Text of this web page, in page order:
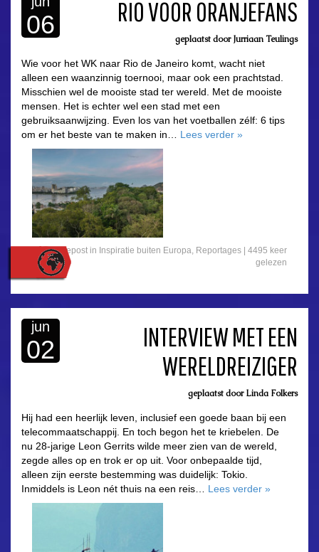
06 RIO VOOR ORANJEFANS
geplaatst doorJurriaan Teulings
Wie voor het WK naar Rio de Janeiro komt, wacht niet
alleen een waanzinnig toernooi, maar ook een prachtstad.
Misschien wel de mooiste stad ter wereld. Met de mooiste
mensen. Het is echter wel een stad met een
gebruiksaanwijzing. Even los van het voetballen zélf: 6 tips
om er het beste van te maken in… Lees verder »
Gepost in Inspiratie buiten Europa Reportages | 4495 keer
gelezen
jun
02
INTERVIEW MET EEN
WERELDREIZIGER
geplaatst doorLinda Folkers
Hij had een heerlijk leven, inclusief een goede baan bij een
telecommaatschappij. En toch begon het te kriebelen. De
nu 28-jarige Leon Gerrits wilde meer zien van de wereld,
zegde alles op en trok er op uit. Voor onbepaalde tijd,
alleen zijn eerste bestemming was duidelijk: Tokio.
Inmiddels is Leon nét thuis na een reis… Lees verder »